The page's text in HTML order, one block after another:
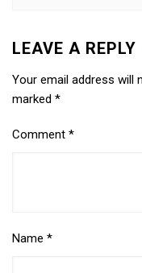
LEAVE A REPLY
Your email address will
marked *
Comment *
Name *